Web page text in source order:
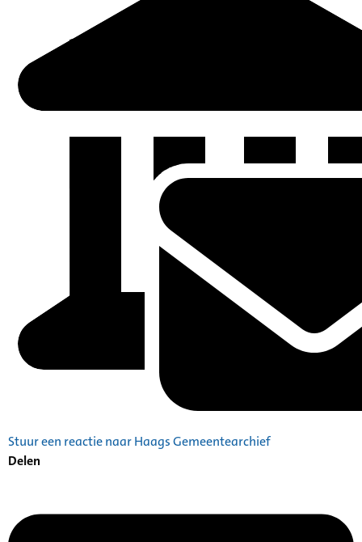
Stuur een reactie naar Haags Gemeentearchief
Delen